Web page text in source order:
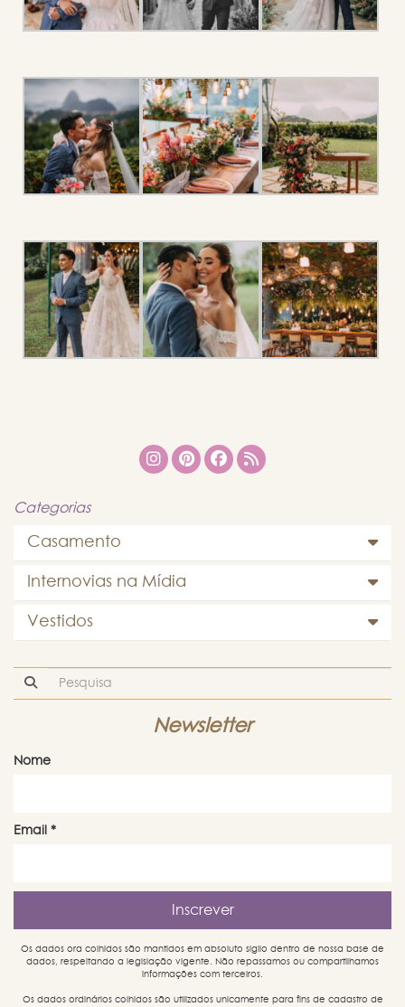
Categorias
Casamento
Internovias na Mídia
Vestidos
Newsletter
Nome
Email *
Os dados ora colhidos são mantidos em absoluto sigilo dentro de nossa base de
dados, respeitando a legislação vigente. Não repassamos ou compartilhamos
informações com terceiros.
Os dados ordinários colhidos são utilizados unicamente para fins de cadastro de